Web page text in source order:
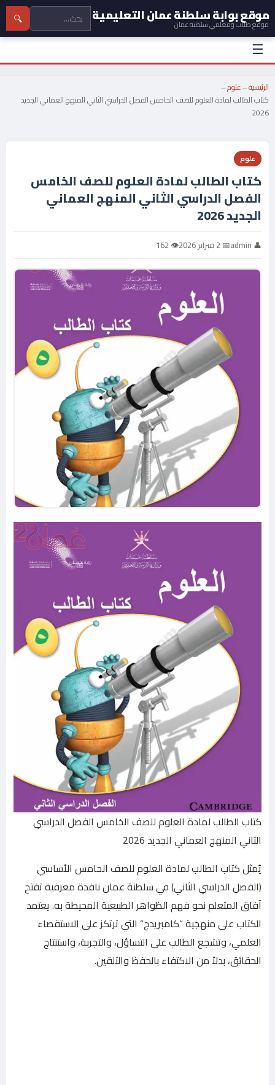
موقع بوابة سلطنة عمان التعليمية
موقع طلاب ومعلمي سلطنة عمان 🔍
☰
الرئيسية←علوم←
كتاب الطالب لمادة العلوم للصف الخامس الفصل الدراسي الثاني المنهج العماني الجديد
2026
علوم
كتاب الطالب لمادة العلوم للصف الخامس
الفصل الدراسي الثاني المنهج العماني
الجديد 2026
👤 admin 📅 2 فبراير 2026 👁 162
كتاب الطالب لمادة العلوم للصف الخامس الفصل الدراسي
الثاني المنهج العماني الجديد 2026
يُمثل كتاب الطالب لمادة العلوم للصف الخامس الأساسي
(الفصل الدراسي الثاني) في سلطنة عمان نافذة معرفية تفتح
آفاق المتعلم نحو فهم الظواهر الطبيعية المحيطة به. يعتمد
الكتاب على منهجية “كامبريدج” التي ترتكز على الاستقصاء
العلمي، وتشجع الطالب على التساؤل، والتجربة، واستنتاج
الحقائق، بدلاً من الاكتفاء بالحفظ والتلقين.